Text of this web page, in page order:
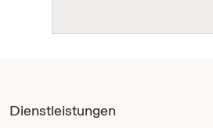
Dienstleistungen